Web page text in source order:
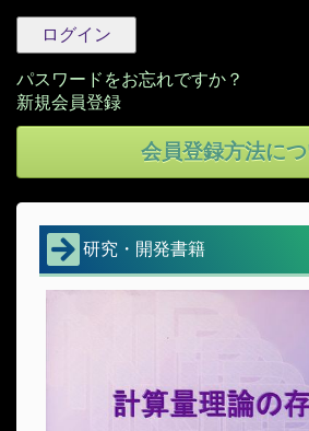
パスワードをお忘れですか？
会員登録方法に
研究・開発書籍